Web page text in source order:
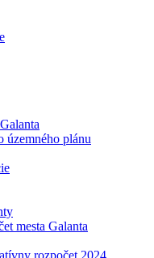
územného plánu
mesta Galanta
rozpočet 2024